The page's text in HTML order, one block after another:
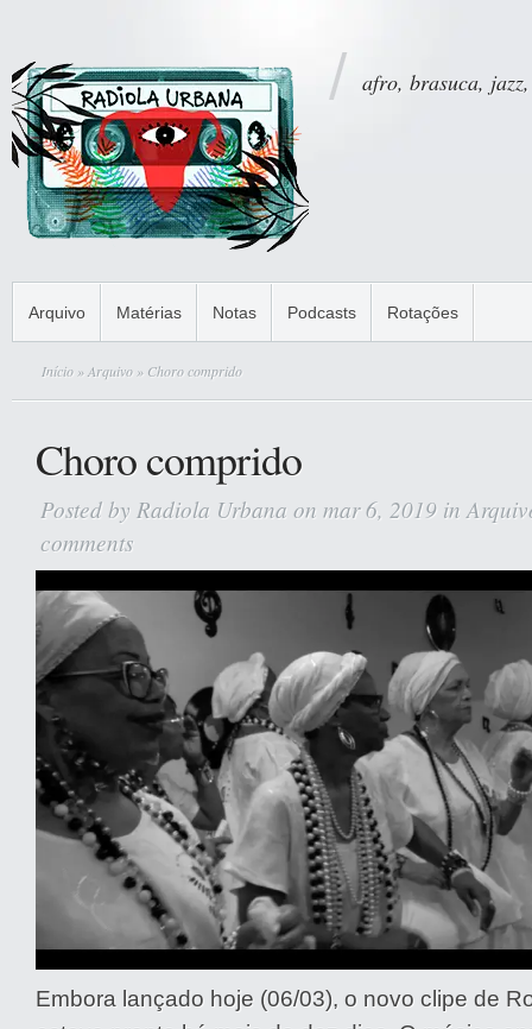
afro, brasuca,
Arquivo Matérias Notas Podcasts Rotações
Início »Arquivo » Choro comprido
Choro comprido
Posted by Radiola Urbana on mar 6, 2019 in
comments
Embora lançado hoje (06/03), o novo clipe de